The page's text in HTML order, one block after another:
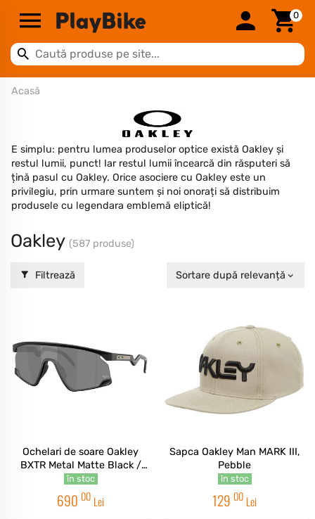
0
Acasă
E simplu: pentru lumea produselor optice există Oakley și
restul lumii, punct! Iar restul lumii încearcă din răsputeri să
țină pasul cu Oakley. Orice asociere cu Oakley este un
privilegiu, prin urmare suntem și noi onorați să distribuim
produsele cu legendara emblemă eliptică!
Oakley (587 produse)
Filtrează Sortare după relevanță
Ochelari de soare Oakley
BXTR Metal Matte Black /
Prizm Black MotoGP
în stoc
690 00 Lei
Sapca Oakley Man MARK III,
Pebble
în stoc
129 00 Lei